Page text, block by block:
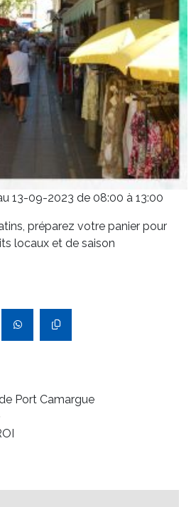
13-09-2023 de 08:00 à 13:00
préparez votre panier pour
locaux et de saison
Port Camargue